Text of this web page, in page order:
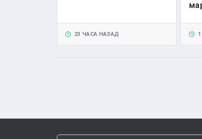
23 ЧАСА НАЗАД